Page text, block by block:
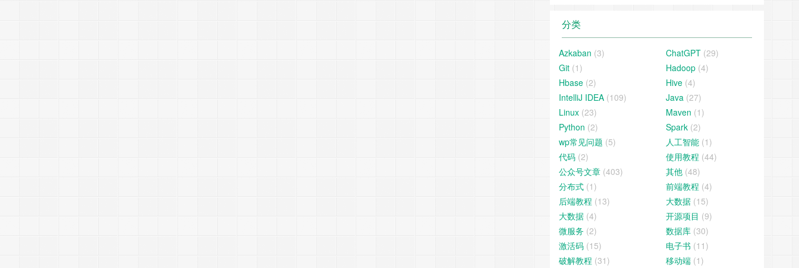
分类
Azkaban (3) ChatGPT (29)
Git (1) Hadoop (4)
Hbase (2) Hive (4)
IntelliJ IDEA (109) Java (27)
Linux (23) Maven (1)
Python (2) Spark (2)
wp常见问题 (5) 人工智能 (1)
代码 (2) 使用教程 (44)
公众号文章 (403) 其他 (48)
分布式 (1) 前端教程 (4)
后端教程 (13) 大数据 (15)
大数据 (4) 开源项目 (9)
微服务 (2) 数据库 (30)
激活码 (15) 电子书 (11)
破解教程 (31) 移动端 (1)